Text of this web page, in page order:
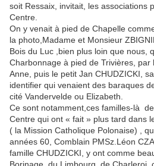
soit Ressaix, invitait, les associations
Centre.
On y venait à pied de Chapelle
la photo,Madame et Monsieur
Bois du Luc ,bien plus loin que nous,
Charbonnage à pied de Trivières, par
Anne, puis le petit Jan CHUDZICKI,
identifier qui venaient des baraques
cité Vandervelde ou Elizabeth.
Ce sont notamment,ces familles-là
Centre qui ont « fait » plus tard dans
( la Mission Catholique Polonaise) ,
années 60, Comblain PMSz.Léon
famille CHUDZICKI, y ont comme
Borinage, du Limbourg, de Charleroi